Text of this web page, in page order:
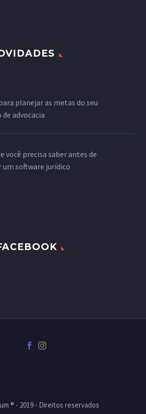
planejar as metas do seu
advocacia
você precisa saber antes de
software jurídico
® - 2019 - Direitos reservados